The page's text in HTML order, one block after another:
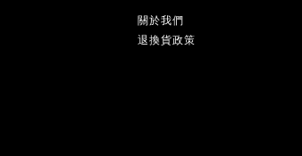
關於我們
退換貨政策